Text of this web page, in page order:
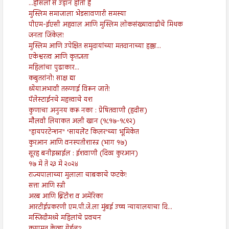
...हौसलों से उड़ान होती है
मुस्लिम समाजाला भेडसावणारी समस्या
पीएम-ईएसी अहवाल आणि मुस्लिम लोकसंख्यावाढीचे मिथक
जनता जिंकेल!
मुस्लिम आणि उपेक्षित समुदायांच्या मतदानाच्या हक्का...
एकेश्वरत्व आणि कृतज्ञता
महिलांचा पुढाकार...
कबुतरांनो! साक्ष द्या
ध्येयाअभावी तरुणाई विरून जाते!
पॅलेस्टाईनचे महत्त्वाचे यश
कुणाचा अनुनय करू नका : प्रेषितवाणी (हदीस)
मौलवी लियाकत अली खान (१८१७-१८९२)
"हायपरटेन्शन" ‘सायलेंट किलर’च्या भूमिकेत
कुरआन आणि वनस्पतीशास्त्र (भाग १७)
सूरह बनीइस्राईल : ईशवाणी (दिव्य कुरआन)
१७ मे ते २३ मे २०२४
राज्यपालाच्या मुलाला चाबकाचे फटके!
सत्ता आणि स्त्री
अरब आणि ब्रिटीश व अमेरिका
आरटीईप्रकरणी एम.पी.जे.ला मुंबई उच्च न्यायालयाचा दि...
मस्जिदीमध्ये महिलांचे प्रवचन